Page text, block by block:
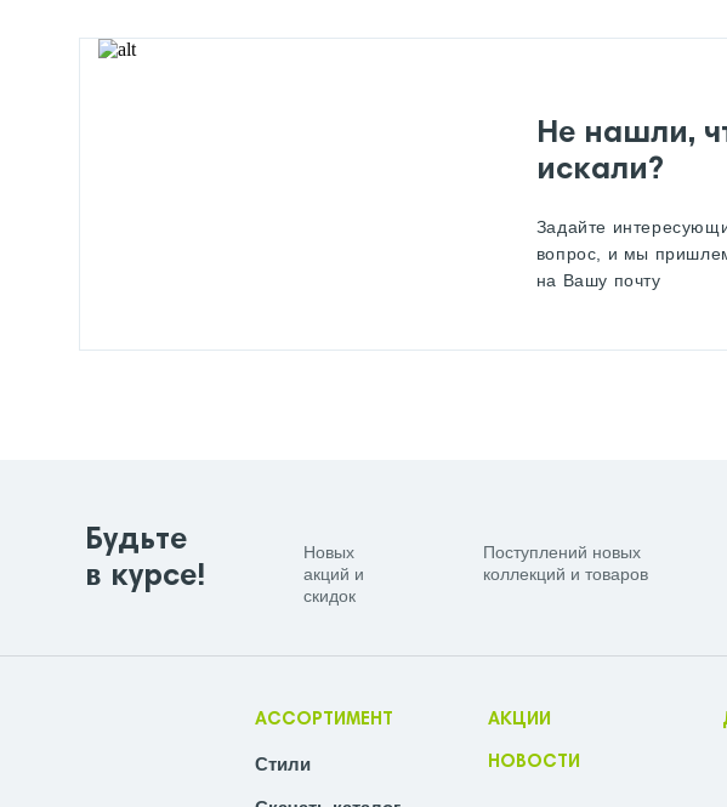
Не нашли,
искали?
Задайте
вопрос, и мы
на Вашу почту
Будьте
в курсе!
Новых
акций и
скидок
Поступлений новых
коллекций и товаров
АССОРТИМЕНТ
Стили
АКЦИИ
НОВОСТИ